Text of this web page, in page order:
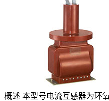
概述 本型号电流互感器为环